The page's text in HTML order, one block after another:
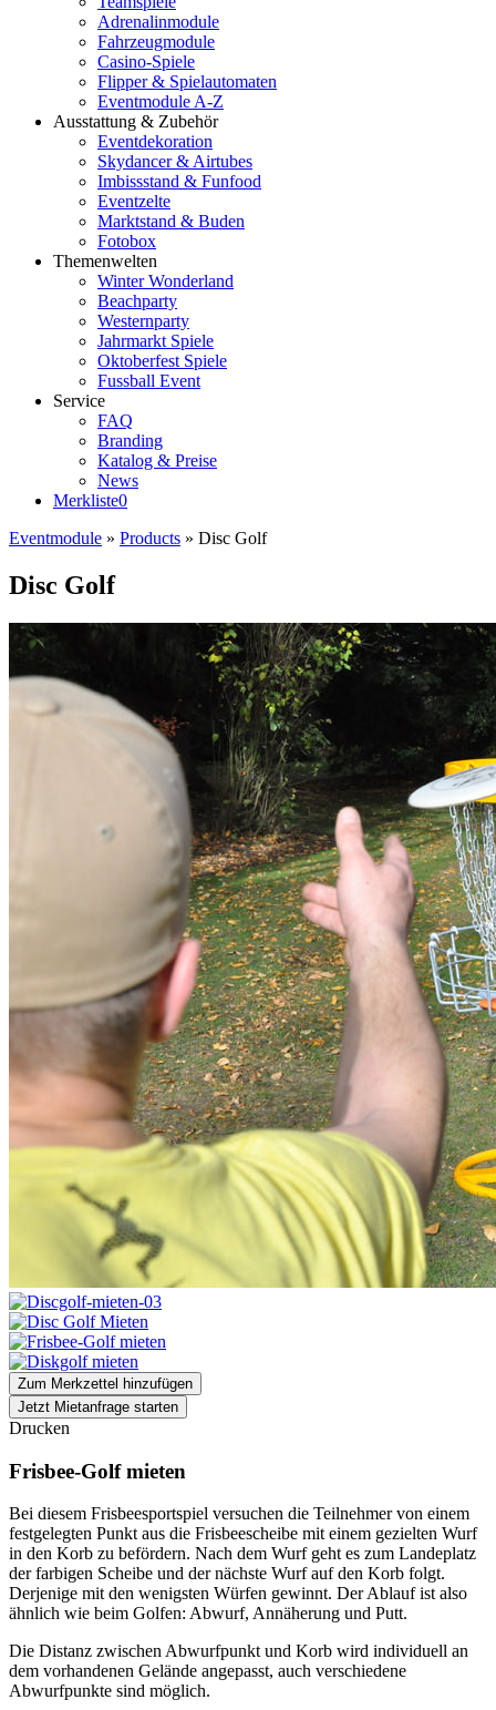
Adrenalinmodule
Fahrzeugmodule
Casino-Spiele
Flipper & Spielautomaten
Eventmodule A-Z
Ausstattung & Zubehör
Eventdekoration
Skydancer & Airtubes
Imbissstand & Funfood
Eventzelte
Marktstand & Buden
Fotobox
Themenwelten
Winter Wonderland
Beachparty
Westernparty
Jahrmarkt Spiele
Oktoberfest Spiele
Fussball Event
Service
FAQ
Branding
Katalog & Preise
News
Merkliste0
Eventmodule » Products » Disc Golf
Disc Golf
Zum Merkzettel hinzufügen
Jetzt Mietanfrage starten
Drucken
Frisbee-Golf mieten
Bei diesem Frisbeesportspiel versuchen die Teilnehmer von einem
festgelegten Punkt aus die Frisbeescheibe mit einem gezielten Wurf
in den Korb zu befördern. Nach dem Wurf geht es zum Landeplatz
der farbigen Scheibe und der nächste Wurf auf den Korb folgt.
Derjenige mit den wenigsten Würfen gewinnt. Der Ablauf ist also
ähnlich wie beim Golfen: Abwurf, Annäherung und Putt.
Die Distanz zwischen Abwurfpunkt und Korb wird individuell an
dem vorhandenen Gelände angepasst, auch verschiedene
Abwurfpunkte sind möglich.